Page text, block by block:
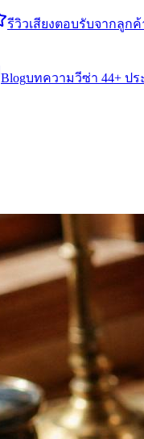
รีวิวเสียงตอบรับจากลูกค้
Blogบทความวีซ่า 44+ ปร